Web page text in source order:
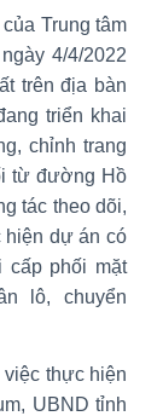
Trung tâm
4/4/2022
trên địa bàn
triển khai
chỉnh trang
từ đường Hồ
tác theo dõi,
hiện dự án có
phối mặt
lô, chuyển
việc thực hiện
UBND tỉnh